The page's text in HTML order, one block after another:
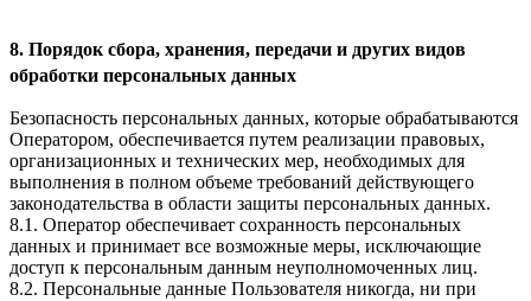
8. Порядок сбора, хранения, передачи и других видов
обработки персональных данных
Безопасность персональных данных, которые обрабатываются
Оператором, обеспечивается путем реализации правовых,
организационных и технических мер, необходимых для
выполнения в полном объеме требований действующего
законодательства в области защиты персональных данных.
8.1. Оператор обеспечивает сохранность персональных
данных и принимает все возможные меры, исключающие
доступ к персональным данным неуполномоченных лиц.
8.2. Персональные данные Пользователя никогда, ни при